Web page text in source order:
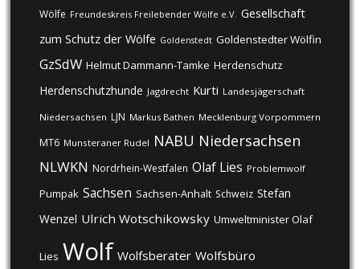
Wölfe Freundeskreis Freilebender Wölfe e.V. Gesellschaft
zum Schutz der Wölfe Goldenstedt Goldenstedter Wölfin
GzSdW Helmut Dammann-Tamke Herdenschutz
Herdenschutzhunde Jagdrecht Kurti Landesjägerschaft
Niedersachsen LJN Markus Bathen Mecklenburg Vorpommern
MT6 Munsteraner Rudel NABU Niedersachsen
NLWKN Nordrhein-Westfalen Olaf Lies Problemwolf
Pumpak Sachsen Sachsen-Anhalt Schweiz Stefan
Wenzel Ulrich Wotschikowsky Umweltminister Olaf
Lies Wolf Wolfsberater Wolfsbüro